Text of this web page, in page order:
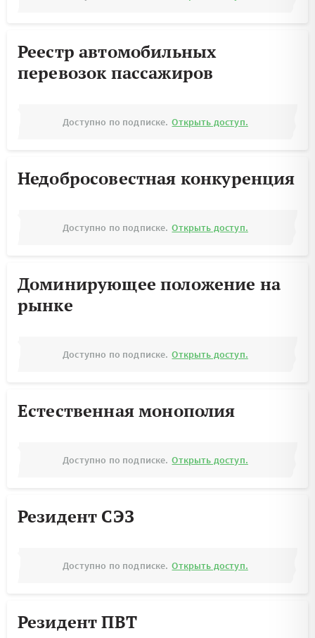
Реестр автомобильных
перевозок пассажиров
Доступно по подписке. Открыть доступ.
Недобросовестная конкуренция
Доступно по подписке. Открыть доступ.
Доминирующее положение на
рынке
Доступно по подписке. Открыть доступ.
Естественная монополия
Доступно по подписке. Открыть доступ.
Резидент СЭЗ
Доступно по подписке. Открыть доступ.
Резидент ПВТ